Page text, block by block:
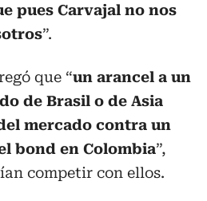
pues Carvajal no nos
”.
que “un arancel a un
de Brasil o de Asia
mercado contra un
bond en Colombia”,
competir con ellos.